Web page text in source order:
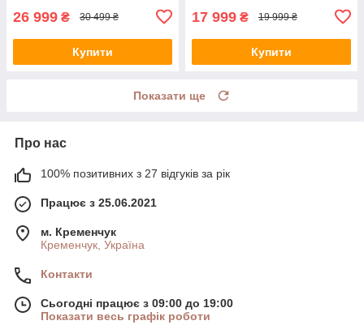
26 999 ₴ 30 499 ₴
Купити
17 999 ₴ 19 999 ₴
Купити
Показати ще
Про нас
100% позитивних з 27 відгуків за рік
Працює з 25.06.2021
м. Кременчук
Кременчук, Україна
Контакти
Сьогодні працює з 09:00 до 19:00
Показати весь графік роботи